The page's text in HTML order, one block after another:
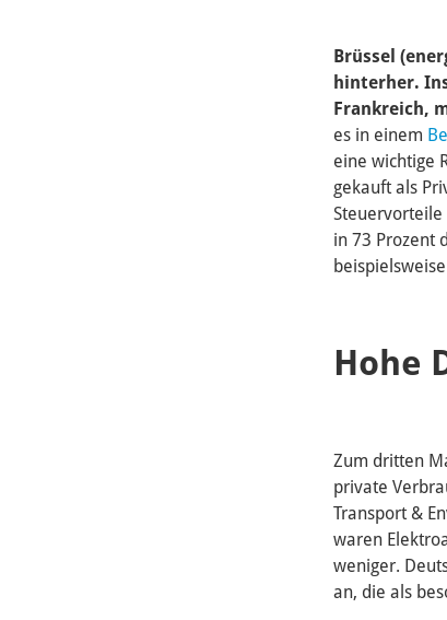
Brüssel
hinterher.
Frankreich,
es in einem
eine wichtige
gekauft als
in 73 Prozent
Hohe
Zum dritten
private
Transport &
waren
weniger.
an, die als